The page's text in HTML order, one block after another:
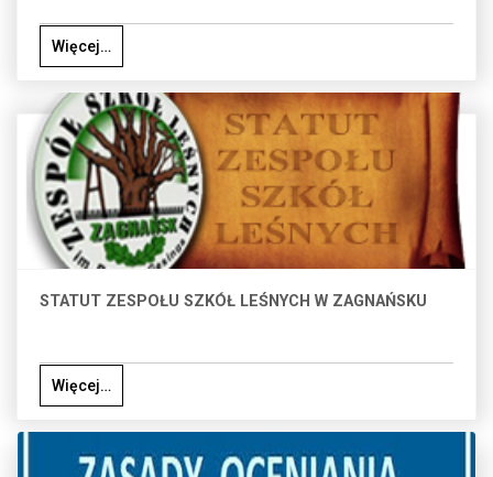
Więcej…
STATUT ZESPOŁU SZKÓŁ LEŚNYCH W ZAGNAŃSKU
Więcej…